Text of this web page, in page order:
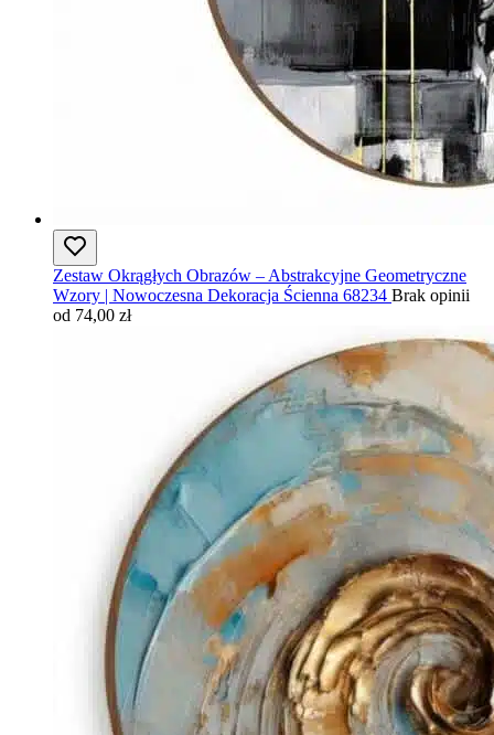
Zestaw Okrągłych Obrazów – Abstrakcyjne Geometryczne
Wzory | Nowoczesna Dekoracja Ścienna 68234 Brak opinii
od 74,00 zł